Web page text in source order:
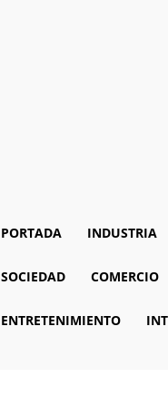
PORTADA INDUSTRIA
SOCIEDAD COMERCIO
ENTRETENIMIENTO